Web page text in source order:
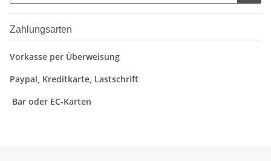
Zahlungsarten
Vorkasse per Überweisung
Paypal, Kreditkarte, Lastschrift
Bar oder EC-Karten